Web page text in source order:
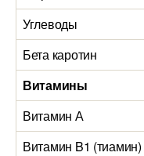
Углеводы
Бета каротин
Витамины
Витамин А
Витамин B1 (тиамин)